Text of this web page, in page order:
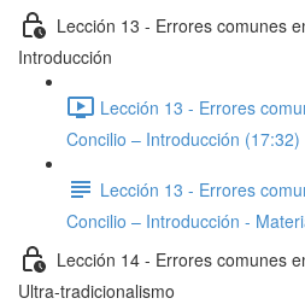
Lección 13 - Errores comunes
Introducción
Lección 13 - Errores
Concilio – Introducción (17:32)
Lección 13 - Errores
Concilio – Introducción -
Lección 14 - Errores comunes
Ultra-tradicionalismo